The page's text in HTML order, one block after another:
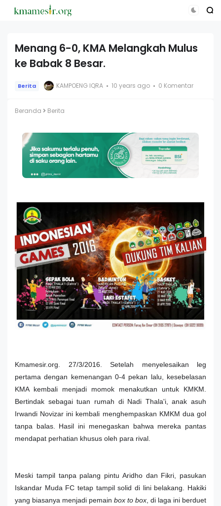
Menang 6-0, KMA Melangkah Mulus
ke Babak 8 Besar.
Berita KAMPOENG IQRA 10 years ago 0 Komentar
Beranda Berita
Kmamesir.org. 27/3/2016. Setelah menyelesaikan leg
pertama dengan kemenangan 0-4 pekan lalu, kesebelasan
KMA kembali menjadi momok menakutkan untuk KMKM.
Bertindak sebagai tuan rumah di Nadi Thala'i, anak asuh
Irwandi Novizar ini kembali menghempaskan KMKM dua gol
tanpa balas. Hasil ini menegaskan bahwa mereka pantas
mendapat perhatian khusus oleh para rival.
Meski tampil tanpa palang pintu Aridho dan Fikri, pasukan
Iskandar Muda FC tetap tampil solid di lini belakang. Hakiki
yang biasanya menjadi pemain box to box , di laga ini berduet